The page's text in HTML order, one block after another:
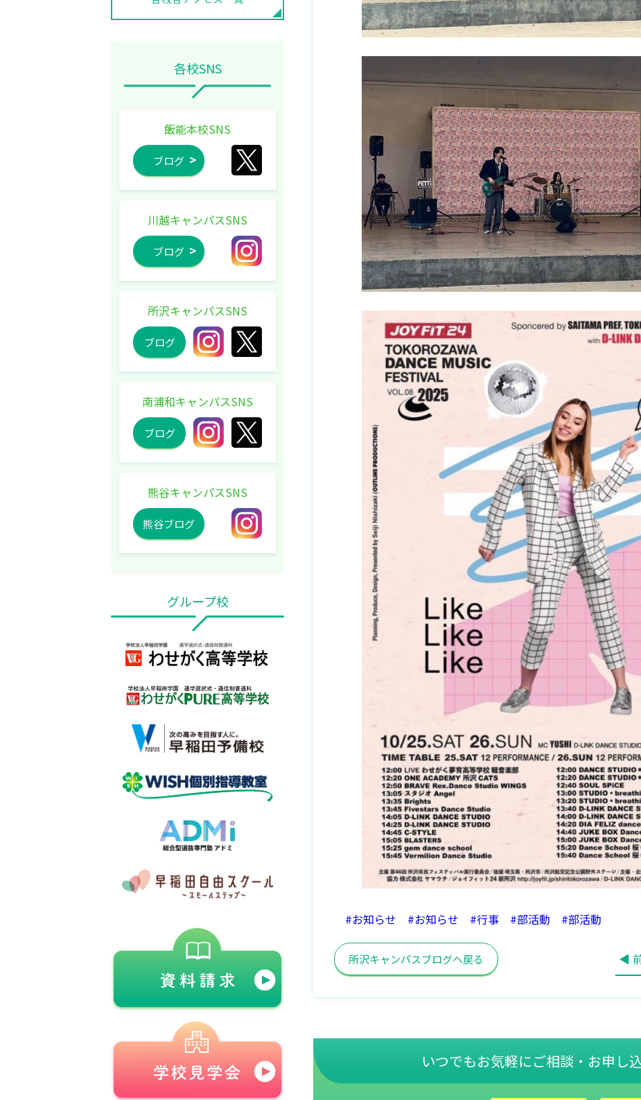
各校SNS
飯能本校SNS
ブログ
川越キャンパスSNS
ブログ
所沢キャンパスSNS
ブログ
南浦和キャンパスSNS
ブログ
熊谷キャンパスSNS
熊谷ブログ
グループ校
#お知らせ #お知らせ #行事 #部活動 #部活動
所沢キャンパスブログへ戻る ◀
いつでもお気軽にご相談・お申し